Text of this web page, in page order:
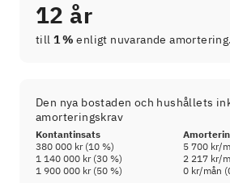
12 år
till 1 % enligt nuvarande amortering.
Den nya bostaden och hushållets
amorteringskrav
Kontantinsats
380 000 kr(10 %) 5 700 kr/
1 140 000 kr(30 %) 2 217 kr/
1 900 000 kr(50 %) 0 kr/mån (